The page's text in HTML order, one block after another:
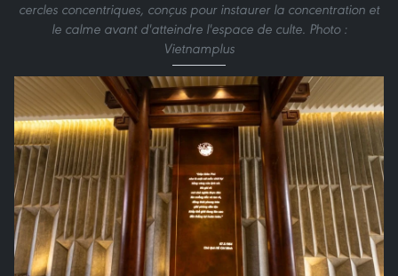
cercles concentriques, conçus pour instaurer la concentration et
le calme avant d'atteindre l'espace de culte. Photo :
Vietnamplus